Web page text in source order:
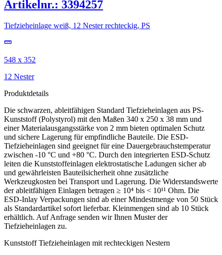
Artikelnr.: 3394257
Tiefzieheinlage weiß, 12 Nester rechteckig, PS
548 x 352
12 Nester
Produktdetails
Die schwarzen, ableitfähigen Standard Tiefzieheinlagen aus PS-
Kunststoff (Polystyrol) mit den Maßen 340 x 250 x 38 mm und
einer Materialausgangsstärke von 2 mm bieten optimalen Schutz
und sichere Lagerung für empfindliche Bauteile. Die ESD-
Tiefzieheinlagen sind geeignet für eine Dauergebrauchstemperatur
zwischen -10 °C und +80 °C. Durch den integrierten ESD-Schutz
leiten die Kunststoffeinlagen elektrostatische Ladungen sicher ab
und gewährleisten Bauteilsicherheit ohne zusätzliche
Werkzeugkosten bei Transport und Lagerung. Die Widerstandswerte
der ableitfähigen Einlagen betragen ≥ 10⁴ bis < 10¹¹ Ohm. Die
ESD-Inlay Verpackungen sind ab einer Mindestmenge von 50 Stück
als Standardartikel sofort lieferbar. Kleinmengen sind ab 10 Stück
erhältlich. Auf Anfrage senden wir Ihnen Muster der
Tiefzieheinlagen zu.
Kunststoff Tiefzieheinlagen mit rechteckigen Nestern